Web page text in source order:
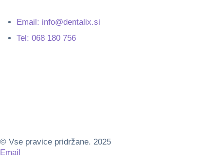
Email: info@dentalix.si
Tel: 068 180 756
© Vse pravice pridržane. 2025
Email